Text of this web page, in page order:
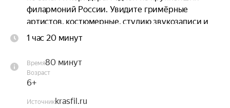
филармоний России. Увидите гримёрные
артистов, костюмерные, студию звукозаписи и
сцену, где рождаются великие произведения
Продолжительность: 1 час 20 минут
1 час 20 минут
Время80 минут
Возраст
6+
Источникkrasfil.ru